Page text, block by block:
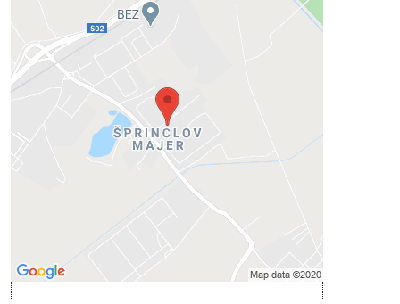
Externý obsah je blokovaný
Prajete si načítať externý obsah?
Povoliť tentokrát
Povoliť a zapamätať - súhlas s druhom
cookie: Funkčné
Otvoriť obsah v novom okne